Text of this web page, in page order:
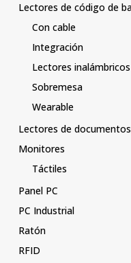
Lectores de código de
Con cable
Integración
Lectores
Sobremesa
Wearable
Lectores de documentos
Monitores
Táctiles
Panel PC
PC Industrial
Ratón
RFID